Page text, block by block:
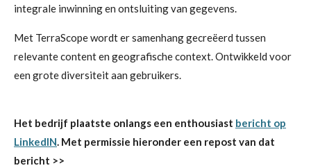
integrale inwinning en ontsluiting van gegevens.
Met TerraScope wordt er samenhang gecreëerd tussen
relevante content en geografische context. Ontwikkeld voor
een grote diversiteit aan gebruikers.
Het bedrijf plaatste onlangs een enthousiast bericht op
LinkedIN. Met permissie hieronder een repost van dat
bericht >>